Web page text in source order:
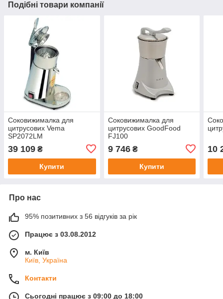
Подібні товари компанії
Соковижималка для
цитрусових Vema
SP2072LM
39 109 ₴
Купити
Соковижималка для
цитрусових GoodFood
FJ100
9 746₴
Купити
10
Про нас
95% позитивних з 56 відгуків за рік
Працює з 03.08.2012
м. Київ
Київ, Україна
Контакти
Сьогодні працює з 09:00 до 18:00